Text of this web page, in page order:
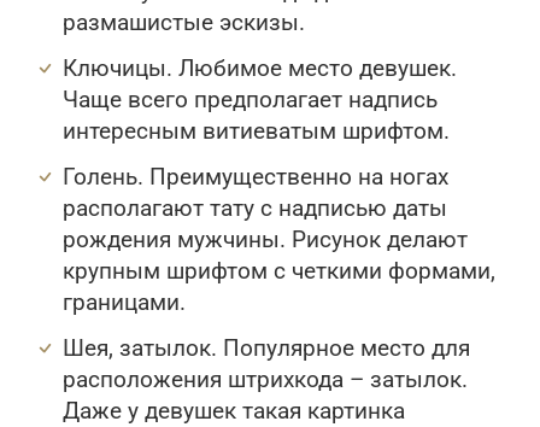
размашистые эскизы.
Ключицы. Любимое место девушек.
Чаще всего предполагает надпись
интересным витиеватым шрифтом.
Голень. Преимущественно на ногах
располагают тату с надписью даты
рождения мужчины. Рисунок делают
крупным шрифтом с четкими формами,
границами.
Шея, затылок. Популярное место для
расположения штрихкода – затылок.
Даже у девушек такая картинка